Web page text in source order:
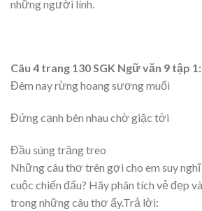
những người lính.
Câu 4 trang 130 SGK Ngữ văn 9 tập 1:
Đêm nay rừng hoang sương muối
Đứng cạnh bên nhau chờ giặc tới
Đầu súng trăng treo
Những câu thơ trên gợi cho em suy
cuộc chiến đấu? Hãy phân tích vẻ đẹp
trong những câu thơ ấy.Trả lời: